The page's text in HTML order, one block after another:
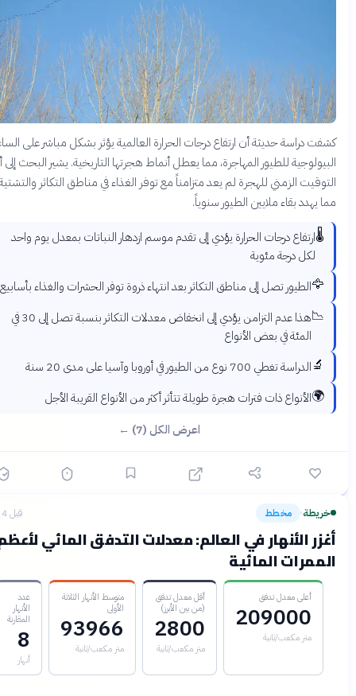
دراسة حديثة أن ارتفاع درجات الحرارة العالمية يؤثر بشكل مباشر على الساعة
للطيور المهاجرة، مما يعطل أنماط هجرتها التاريخية. يشير البحث إلى أن
الزمني للهجرة لم يعد متزامناً مع توفر الغذاء في مناطق التكاثر والتشتية،
يهدد بقاء ملايين الطيور سنوياً.
ارتفاع درجات الحرارة يؤدي إلى تقدم موسم ازدهار النباتات بمعدل يوم واحد
لكل درجة مئوية
الطيور تصل إلى مناطق التكاثر بعد انتهاء ذروة توفر الحشرات والغذاء بأسابيع
هذا عدم التزامن يؤدي إلى انخفاض معدلات التكاثر بنسبة تصل إلى 30 في
المئة في بعض الأنواع
الدراسة تغطي 700 نوع من الطيور في أوروبا وآسيا على مدى 20 سنة
الأنواع ذات فترات هجرة طويلة تتأثر أكثر من الأنواع القريبة الأجل
اعرض الكل (7) ←
› مخطط
الأنهار في العالم: معدلات التدفق المائي لأعظم
المائية
أعلى معدل تدفق
209000
متر مكعب/ثانية
أقل معدل تدفق
(من بين الأبرز)
2800
متر مكعب/ثانية
متوسط الأنهار الثلاثة
93966
متر مكعب/ثانية